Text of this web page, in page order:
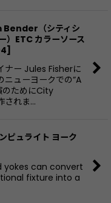
（シティシ
）ETC カラーソース
]
ナー Jules Fisherに
ニューヨークでの”A
ためにCity
されま…
ュライト ヨーク
yokes can convert
fixture into a